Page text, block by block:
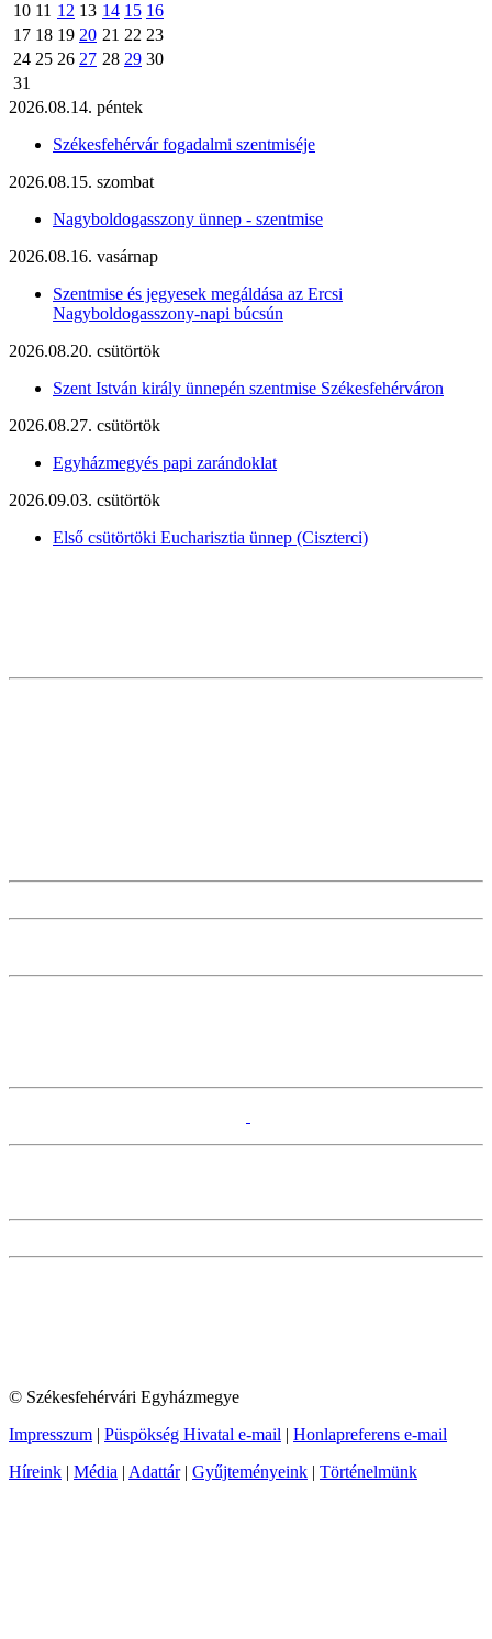
10 11 12 13 14 15 16
17 18 19 20 21 22 23
24 25 26 27 28 29 30
31
2026.08.14. péntek
Székesfehérvár fogadalmi szentmiséje
2026.08.15. szombat
Nagyboldogasszony ünnep - szentmise
2026.08.16. vasárnap
Szentmise és jegyesek megáldása az Ercsi
Nagyboldogasszony-napi búcsún
2026.08.20. csütörtök
Szent István király ünnepén szentmise Székesfehérváron
2026.08.27. csütörtök
Egyházmegyés papi zarándoklat
2026.09.03. csütörtök
Első csütörtöki Eucharisztia ünnep (Ciszterci)
© Székesfehérvári Egyházmegye
Impresszum | Püspökség Hivatal e-mail | Honlapreferens e-mail
Híreink | Média | Adattár| Gyűjteményeink | Történelmünk